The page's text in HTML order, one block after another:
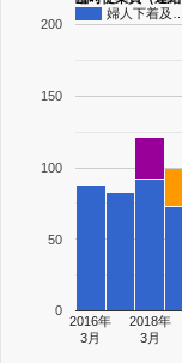
婦人下着及…
2016年
3月
2018年
3月
0
50
100
150
200